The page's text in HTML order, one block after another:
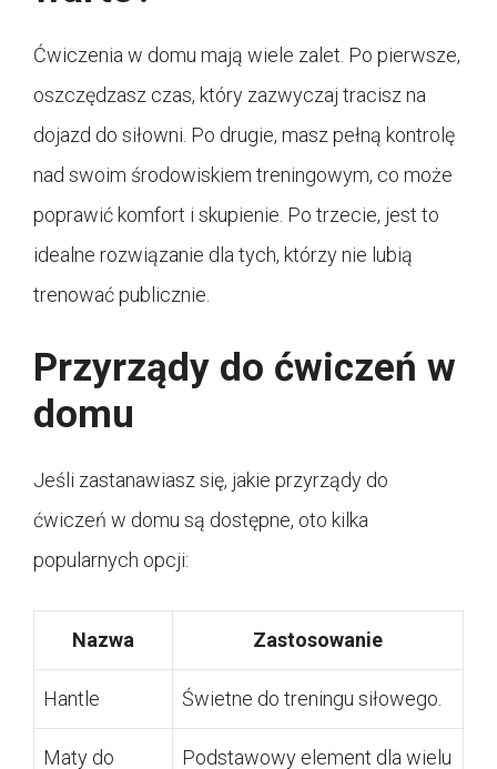
Ćwiczenia w domu mają wiele zalet. Po pierwsze,
oszczędzasz czas, który zazwyczaj tracisz na
dojazd do siłowni. Po drugie, masz pełną kontrolę
nad swoim środowiskiem treningowym, co może
poprawić komfort i skupienie. Po trzecie, jest to
idealne rozwiązanie dla tych, którzy nie lubią
trenować publicznie.
Przyrządy do ćwiczeń w
domu
Jeśli zastanawiasz się, jakie przyrządy do
ćwiczeń w domu są dostępne, oto kilka
popularnych opcji:
Nazwa Zastosowanie
Hantle Świetne do treningu siłowego.
Maty do Podstawowy element dla wielu